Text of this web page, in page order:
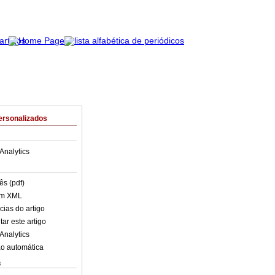
(pdf)
XML
do artigo
este artigo
automática